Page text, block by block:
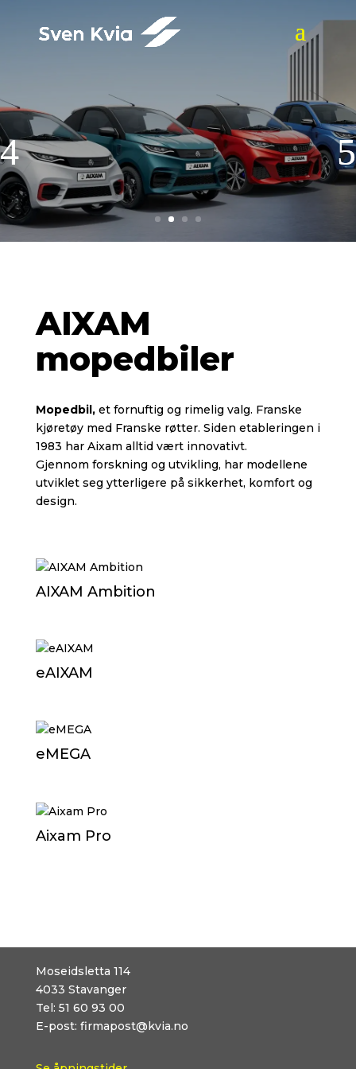
eAIXAM
Se mer
AIXAM
mopedbiler
Mopedbil, et fornuftig og rimelig valg. Franske
kjøretøy med Franske røtter. Siden etableringen i
1983 har Aixam alltid vært innovativt.
Gjennom forskning og utvikling, har modellene
utviklet seg ytterligere på sikkerhet, komfort og
design.
AIXAM Ambition
eAIXAM
eMEGA
Aixam Pro
Moseidsletta 114
4033 Stavanger
Tel: 51 60 93 00
E-post: firmapost@kvia.no